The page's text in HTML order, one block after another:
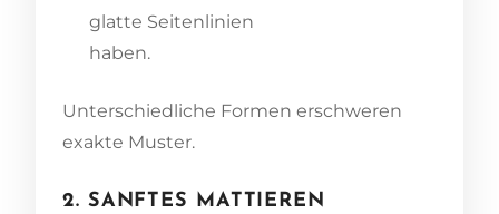
glatte Seitenlinien
haben.
Unterschiedliche Formen erschweren
exakte Muster.
2. SANFTES MATTIEREN